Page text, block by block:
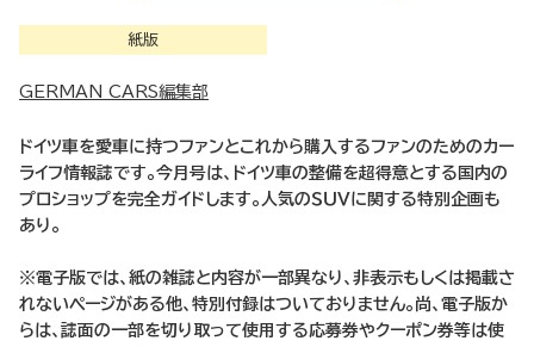
紙版
GERMAN CARS編集部
ドイツ車を愛車に持つファンとこれから購入するファンのためのカー
ライフ情報誌です。今月号は、ドイツ車の整備を超得意とする国内の
プロショップを完全ガイドします。人気のＳＵＶに関する特別企画も
あり。
※電子版では、紙の雑誌と内容が一部異なり、非表示もしくは掲載さ
れないページがある他、特別付録はついておりません。尚、電子版か
らは、誌面の一部を切り取って使用する応募券やクーポン券等は使